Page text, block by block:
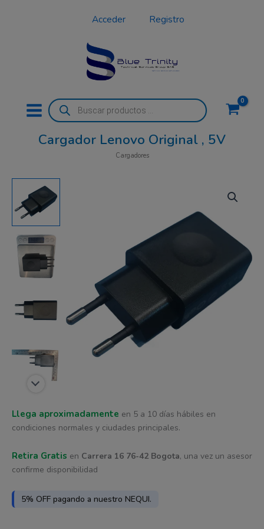
Acceder Registro
Búsqueda
de
productos
Cargador Lenovo Original , 5V
Cargadores
Llega aproximadamente en 5 a 10 días hábiles en
condiciones normales y ciudades principales.
Retira Gratis en Carrera 16 76-42 Bogota, una vez un asesor
confirme disponibilidad
5% OFF pagando a nuestro NEQUI.
Cargador
Lenovo
Original
cantidad